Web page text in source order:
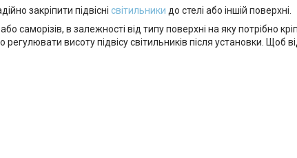
закріпити підвісні світильники до стелі або іншій поверхні.
в залежності від типу поверхні на яку потрібно
висоту підвісу світильників після установки. Щоб